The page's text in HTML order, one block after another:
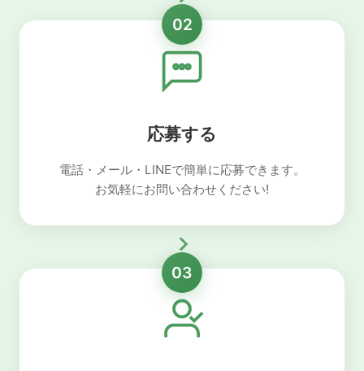
02
応募する
電話・メール・LINEで簡単に応募できます。
お気軽にお問い合わせください!
03